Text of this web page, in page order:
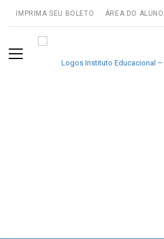
IMPRIMA SEU BOLETO ÁREA DO ALUNO